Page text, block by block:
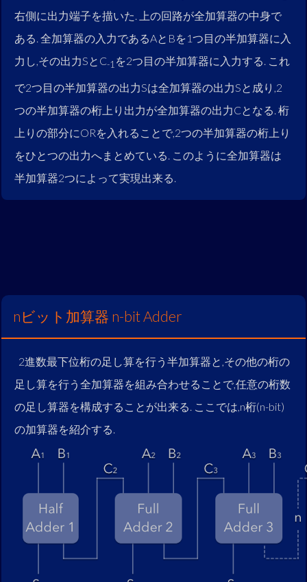
右側に出力端子を描いた. 上の回路が全加算器の中身で
ある. 全加算器の入力であるAとBを1つ目の半加算器に入
力し,その出力SとC-1 を2つ目の半加算器に入力する. これ
で2つ目の半加算器の出力Sは全加算器の出力Sと成り,2
つの半加算器の桁上り出力が全加算器の出力Cとなる. 桁
上りの部分にORを入れることで,2つの半加算器の桁上り
をひとつの出力へまとめている. このように全加算器は
半加算器2つによって実現出来る.
nビット加算器 n-bit Adder
2進数最下位桁の足し算を行う半加算器と,その他の桁の
足し算を行う全加算器を組み合わせることで,任意の桁数
の足し算器を構成することが出来る. ここでは,n桁(n-bit)
の加算器を紹介する.